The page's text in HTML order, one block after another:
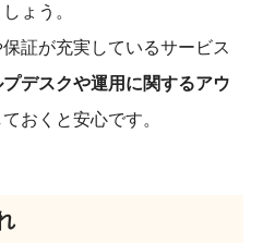
ょう。
証が充実しているサービス
デスクや運用に関するアウ
おくと安心です。